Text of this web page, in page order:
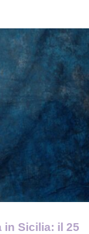
in Sicilia: il 25